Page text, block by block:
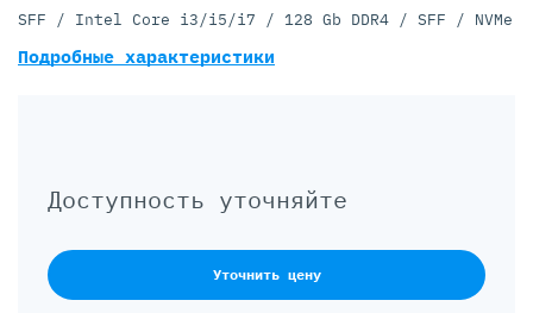
Доступность уточняйте
Уточнить цену
SFF / Intel Core i3/i5/i7 / 128 Gb DDR4 / SFF / NVMe
Подробные характеристики